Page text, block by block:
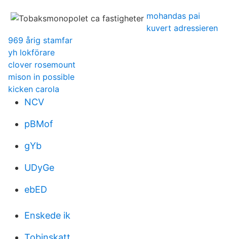
mohandas pai
kuvert adressieren
969 årig stamfar
yh lokförare
clover rosemount
mison in possible
kicken carola
NCV
pBMof
gYb
UDyGe
ebED
Enskede ik